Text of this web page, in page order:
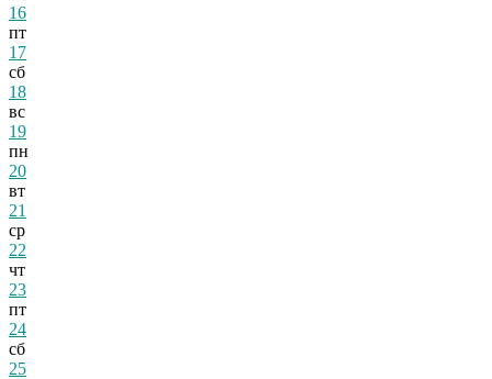
16
пт
17
сб
18
вс
19
пн
20
вт
21
ср
22
чт
23
пт
24
сб
25